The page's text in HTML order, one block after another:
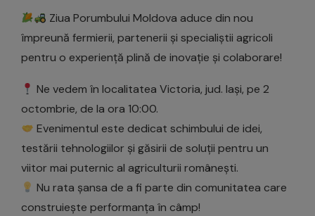
Ziua Porumbului Moldova aduce din nou
împreună fermierii, partenerii și specialiștii agricoli
pentru o experiență plină de inovație și colaborare!
Ne vedem în localitatea Victoria, jud. Iași, pe 2
octombrie, de la ora 10:00.
Evenimentul este dedicat schimbului de idei,
testării tehnologiilor și găsirii de soluții pentru un
viitor mai puternic al agriculturii românești.
Nu rata șansa de a fi parte din comunitatea care
construiește performanța în câmp!